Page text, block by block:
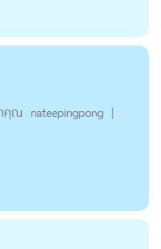
คุณ nateepingpong |